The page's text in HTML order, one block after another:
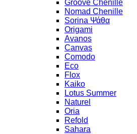
Groove Chenille
Nomad Chenille
Sorina Ψάθα
Origami
Avanos
Canvas
Comodo
Eco
Flox
Kaiko
Lotus Summer
Naturel
Oria
Refold
Sahara